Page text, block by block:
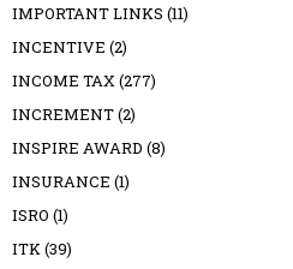
IMPORTANT LINKS (11)
INCENTIVE (2)
INCOME TAX(277)
INCREMENT(2)
INSPIRE AWARD (8)
INSURANCE (1)
ISRO (1)
ITK(39)